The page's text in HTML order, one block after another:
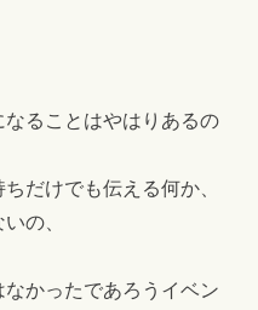
ることはやはりあるの
だけでも伝える何か、
の、
かったであろうイベン